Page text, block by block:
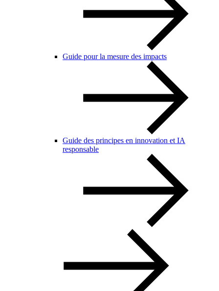
Guide pour la mesure des impacts
Guide des principes en innovation et IA
responsable